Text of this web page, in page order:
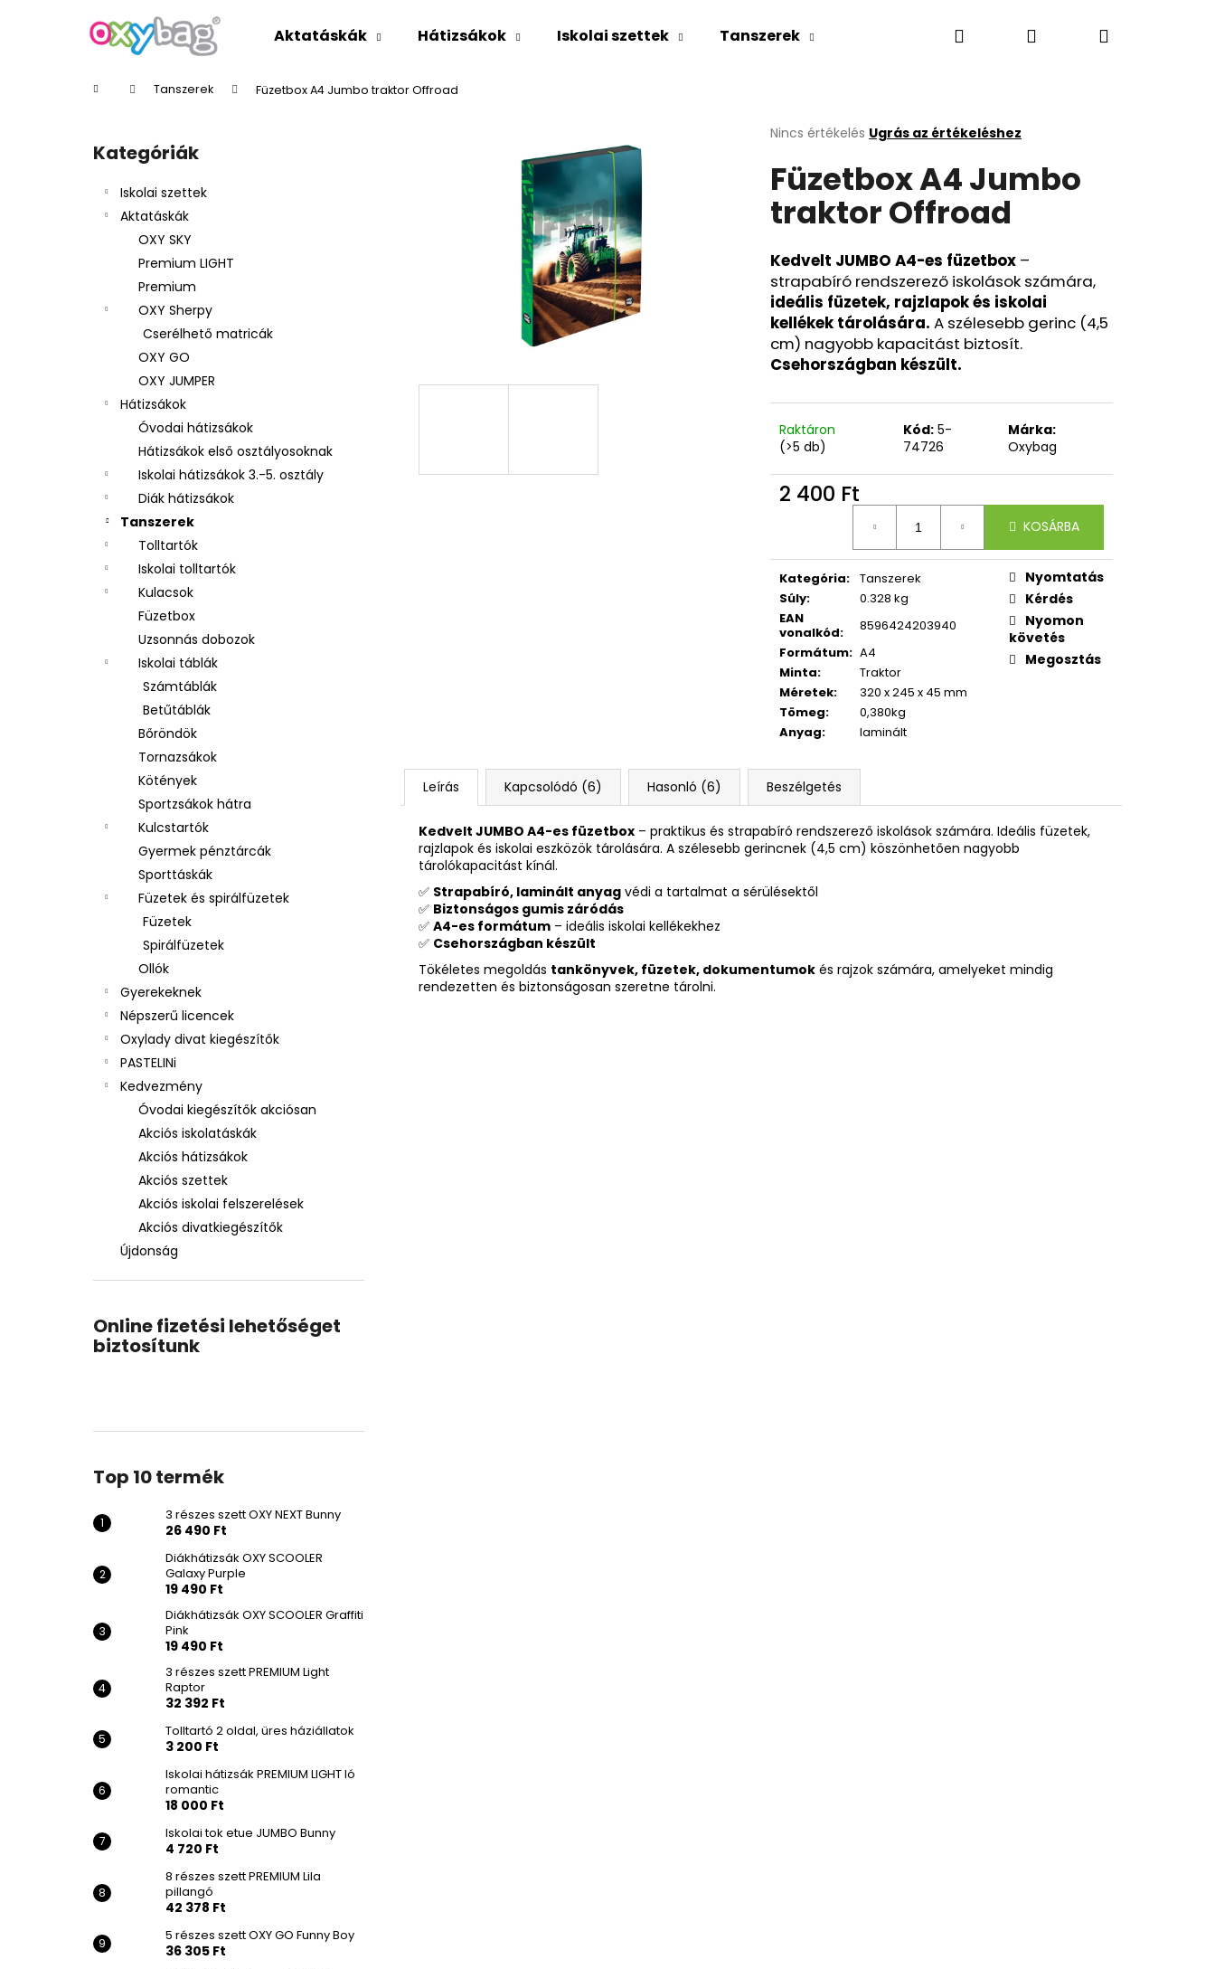
Aktatáskák Hátizsákok Iskolai szettek Tanszerek KeresésBejelentkezés
Kosár
KezdőlapTanszerek Füzetbox A4 Jumbo traktor Offroad
Kategóriák
átugrása
Kategóriák
Iskolai szettek
Aktatáskák
OXY SKY
Premium LIGHT
Premium
OXY Sherpy
Cserélhető matricák
OXY GO
OXY JUMPER
Hátizsákok
Óvodai hátizsákok
Hátizsákok első osztályosoknak
Iskolai hátizsákok 3.-5. osztály
Diák hátizsákok
Tanszerek
Tolltartók
Iskolai tolltartók
Kulacsok
Füzetbox
Uzsonnás dobozok
Iskolai táblák
Számtáblák
Betűtáblák
Bőröndök
Tornazsákok
Kötények
Sportzsákok hátra
Kulcstartók
Gyermek pénztárcák
Sporttáskák
Füzetek és spirálfüzetek
Füzetek
Spirálfüzetek
Ollók
Gyerekeknek
Népszerű licencek
Oxylady divat kiegészítők
PASTELINi
Kedvezmény
Óvodai kiegészítők akciósan
Akciós iskolatáskák
Akciós hátizsákok
Akciós szettek
Akciós iskolai felszerelések
Akciós divatkiegészítők
Újdonság
Online fizetési lehetőséget
biztosítunk
Top 10 termék
3 részes szett OXY NEXT Bunny
26 490 Ft
Diákhátizsák OXY SCOOLER
Galaxy Purple
19 490 Ft
Diákhátizsák OXY SCOOLER Graffiti
Pink
19 490 Ft
3 részes szett PREMIUM Light
Raptor
32 392 Ft
Tolltartó 2 oldal, üres háziállatok
3 200 Ft
Iskolai hátizsák PREMIUM LIGHT ló
romantic
18 000 Ft
Iskolai tok etue JUMBO Bunny
4 720 Ft
8 részes szett PREMIUM Lila
pillangó
42 378 Ft
5 részes szett OXY GO Funny Boy
36 305 Ft
A
átlagos
értékelése
5-
ből
csillag.
Nincs értékelés Ugrás az értékeléshez
Füzetbox A4 Jumbo
traktor Offroad
Kedvelt JUMBO A4-es füzetbox –
strapabíró rendszerező iskolások számára,
ideális füzetek, rajzlapok és iskolai
kellékek tárolására. A szélesebb gerinc (4,5
cm) nagyobb kapacitást biztosít.
Csehországban készült.
Raktáron
(>5 db)
Kód: 5-
74726
Márka:
Oxybag
2 400 Ft
KOSÁRBA
Kategória: Tanszerek
Súly:
0.328 kg
EAN
vonalkód:
8596424203940
Formátum: A4
Minta:
Traktor
Méretek:
320 x 245 x 45 mm
Tömeg:
0,380kg
Anyag: laminált
Nyomtatás
Kérdés
Nyomon
követés
Megosztás
Leírás Kapcsolódó (6) Hasonló (6) Beszélgetés
Kedvelt JUMBO A4-es füzetbox – praktikus és strapabíró rendszerező iskolások számára. Ideális füzetek,
rajzlapok és iskolai eszközök tárolására. A szélesebb gerincnek (4,5 cm) köszönhetően nagyobb
tárolókapacitást kínál.
✅ Strapabíró, laminált anyag védi a tartalmat a sérülésektől
✅ Biztonságos gumis záródás
✅ A4-es formátum – ideális iskolai kellékekhez
✅ Csehországban készült
Tökéletes megoldás tankönyvek, füzetek, dokumentumok és rajzok számára, amelyeket mindig
rendezetten és biztonságosan szeretne tárolni.
Vissza
Vissza
Ajánljuk
3 RÉSZES SZETT OXY NEXT BUNNY
26 490 Ft
DIÁKHÁTIZSÁK OXY SCOOLER GRAFFITI